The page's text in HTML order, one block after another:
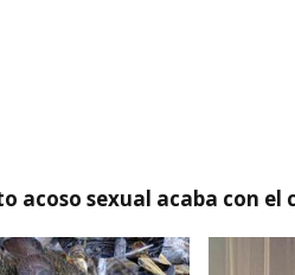
acoso sexual acaba con el